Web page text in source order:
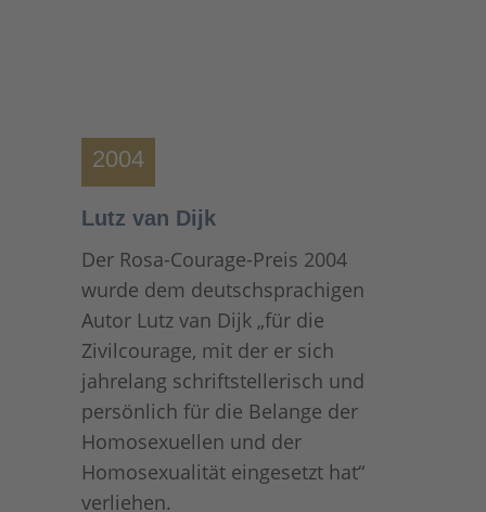
2004
Lutz van Dijk
Der Rosa-Courage-Preis 2004
wurde dem deutschsprachigen
Autor Lutz van Dijk „für die
Zivilcourage, mit der er sich
jahrelang schriftstellerisch und
persönlich für die Belange der
Homosexuellen und der
Homosexualität eingesetzt hat“
verliehen.